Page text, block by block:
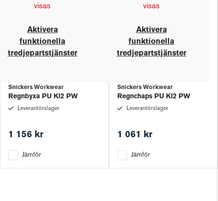
visas
Aktivera
funktionella
tredjepartstjänster
Snickers Workwear
Regnbyxa PU Kl2 PW
Leverantörslager
1 156 kr
Jämför
visas
Aktivera
funktionella
tredjepartstjänster
Snickers Workwear
Regnchaps PU Kl2 PW
Leverantörslager
1 061 kr
Jämför